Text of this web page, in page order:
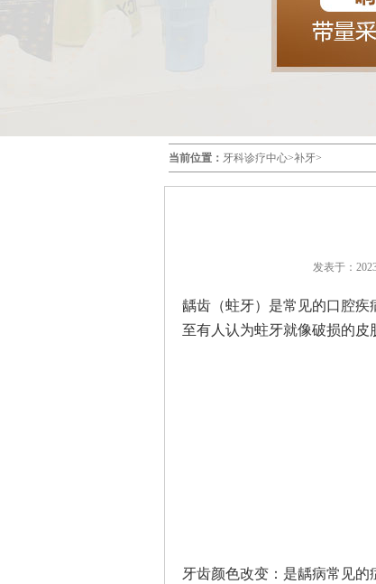
当前位置： 牙科诊疗中心>补牙>
发表于：
龋齿（蛀牙）是常见的口腔
至有人认为蛀牙就像破损的皮
牙齿颜色改变：是龋病常见的